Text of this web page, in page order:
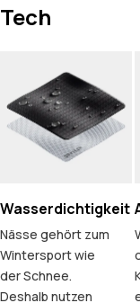
Tech
Wasserdichtigkeit
Nässe gehört zum
Wintersport wie
der Schnee.
Deshalb nutzen